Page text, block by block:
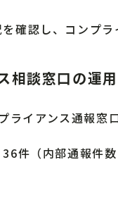
確認し、コンプ
相談窓口の運
ライアンス通報窓
件（内部通報件